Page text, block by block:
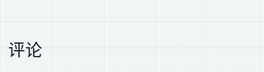
评论